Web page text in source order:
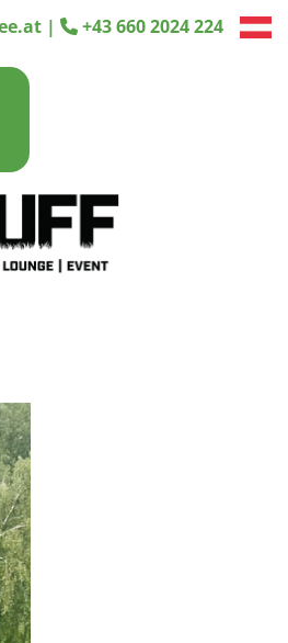
|  +43 660 2024 224